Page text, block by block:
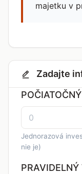
majetku v
Zadajte
Jednorazová
nie je)